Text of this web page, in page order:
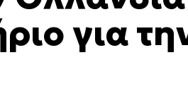
για